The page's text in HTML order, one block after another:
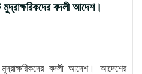
বদলী আদেশ।
বদলী আদেশ। আদেশের